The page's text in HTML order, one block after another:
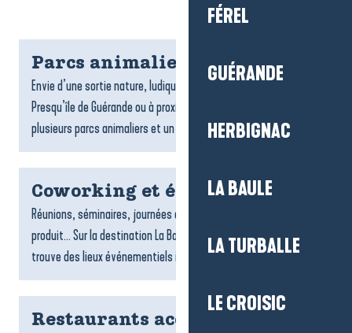
FÉREL
GUÉRANDE
HERBIGNAC
LA BAULE
LA TURBALLE
LE CROISIC
Parcs animaliers
Envie d’une sortie nature, ludique et dépaysante ? À La Baule-
Presqu’île de Guérande ou à proximité de la destination,
plusieurs parcs animaliers et un grand aquarium vous...
Coworking et évènementiel
Réunions, séminaires, journées d’équipe, lancements de
produit… Sur la destination La Baule-Presqu’île de Guérande, on
trouve des lieux événementiels inspirants et des espaces...
Restaurants accessibles